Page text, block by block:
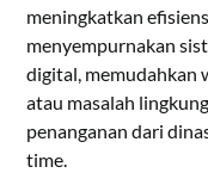
meningkatkan
menyempurnakan
digital, memudahkan
atau masalah
penanganan dari
time.